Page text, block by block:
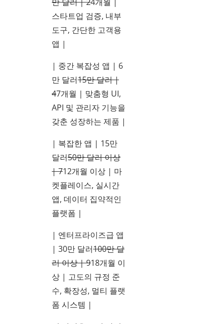
스타트업 검증, 내부
도구, 간단한 고객용
앱 |
| 중간 복잡성 앱 | 6
만 달러15만 달러 |
47개월 | 맞춤형 UI,
API 및 관리자 기능을
갖춘 성장하는 제품 |
| 복잡한 앱 | 15만
달러50만 달러 이상
| 712개월 이상 | 마
켓플레이스, 실시간
앱, 데이터 집약적인
플랫폼 |
| 엔터프라이즈급 앱
| 30만 달러100만 달
러 이상 | 918개월 이
상 | 고도의 규정 준
수, 확장성, 멀티 플랫
폼 시스템 |